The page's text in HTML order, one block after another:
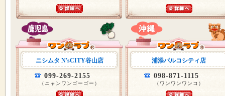
ニシムタ N'sCITY谷山店
099-269-2155
（ニャンワンゴーゴー）
浦添パルコシティ店
098-871-1115
（ワンワンワンコ）